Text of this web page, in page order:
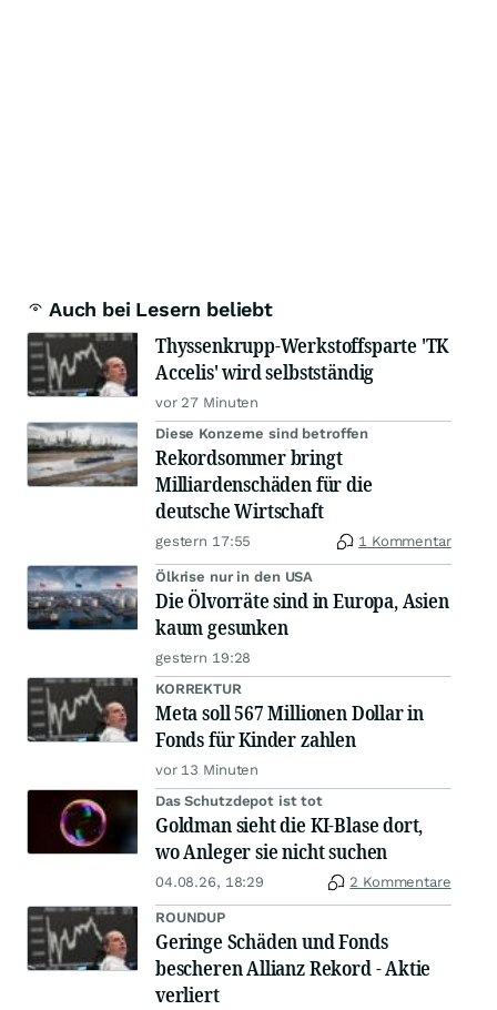
Auch bei Lesern beliebt
Thyssenkrupp-Werkstoffsparte 'TK
Accelis' wird selbstständig
vor 27 Minuten
Diese Konzerne sind betroffen
Rekordsommer bringt
Milliardenschäden für die
deutsche Wirtschaft
gestern 17:55 1 Kommentar
Ölkrise nur in den USA
Die Ölvorräte sind in Europa, Asien
kaum gesunken
gestern 19:28
KORREKTUR
Meta soll 567 Millionen Dollar in
Fonds für Kinder zahlen
vor 13 Minuten
Das Schutzdepot ist tot
Goldman sieht die KI-Blase dort,
wo Anleger sie nicht suchen
04.08.26, 18:29 2 Kommentare
ROUNDUP
Geringe Schäden und Fonds
bescheren Allianz Rekord - Aktie
verliert